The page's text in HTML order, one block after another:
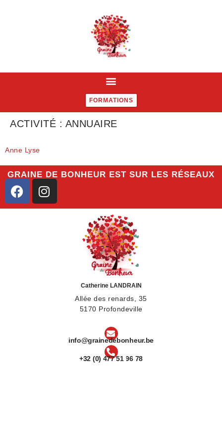
FORMATIONS
ACTIVITÉ : ANNUAIRE
Anne Lyse
GRAINE DE BONHEUR EST SUR LES RÉSEAUX
Catherine LANDRAIN
Allée des renards, 35
5170 Profondeville
info@grainedebonheur.be
+32 (0) 477 51 96 78